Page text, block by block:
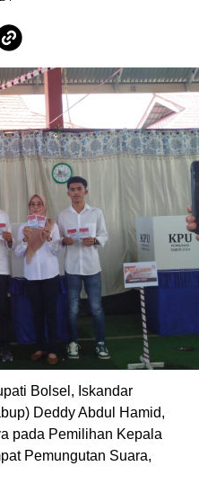
Bolsel, Iskandar
Deddy Abdul Hamid,
pada Pemilihan Kepala
Pemungutan Suara,